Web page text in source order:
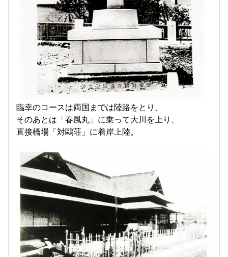
臨幸のコースは両国までは陸路をとり、
そのあとは「春風丸」に乗って大川を上り、
直接橋場「対鷗荘」に着岸上陸。